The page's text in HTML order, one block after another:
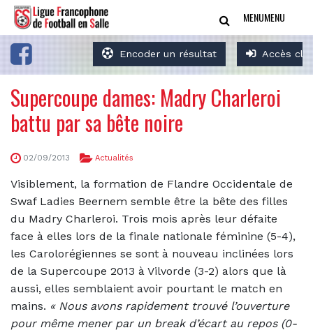
Encoder un résultat Accès
MENUMENU
Supercoupe dames: Madry Charleroi
battu par sa bête noire
02/09/2013 Actualités
Visiblement, la formation de Flandre Occidentale de
Swaf Ladies Beernem semble être la bête des filles
du Madry Charleroi. Trois mois après leur défaite
face à elles lors de la finale nationale féminine (5-4),
les Carolorégiennes se sont à nouveau inclinées lors
de la Supercoupe 2013 à Vilvorde (3-2) alors que là
aussi, elles semblaient avoir pourtant le match en
mains. « Nous avons rapidement trouvé l’ouverture
pour même mener par un break d’écart au repos (0-